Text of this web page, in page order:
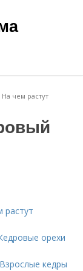
чем растут
растут
орехи
кедры